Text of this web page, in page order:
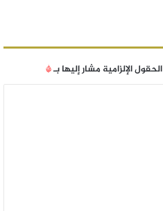
الحقول الإلزامية مشار إليها بـ*